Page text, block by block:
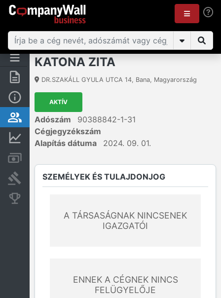
Összegzés
Alap információk
Személyek és tulajdonjog
Pénzügyi információk
Bírósági eljárások
KATONA ZITA
DR.SZAKÁLL GYULA UTCA 14, Bana, Magyarország
AKTÍV
Adószám
90388842-1-31
Cégjegyzékszám
Alapítás dátuma
2024. 09. 01.
SZEMÉLYEK ÉS TULAJDONJOG
A TÁRSASÁGNAK NINCSENEK
IGAZGATÓI
ENNEK A CÉGNEK NINCS
FELÜGYELŐJE